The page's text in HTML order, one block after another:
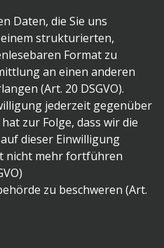
Daten, die Sie uns
strukturierten,
Format zu
an einen anderen
(Art. 20 DSGVO).
jederzeit gegenüber
zur Folge, dass wir die
dieser Einwilligung
nicht mehr fortführen
zu beschweren (Art.